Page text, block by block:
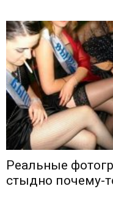
Реальные
стыдно почему-